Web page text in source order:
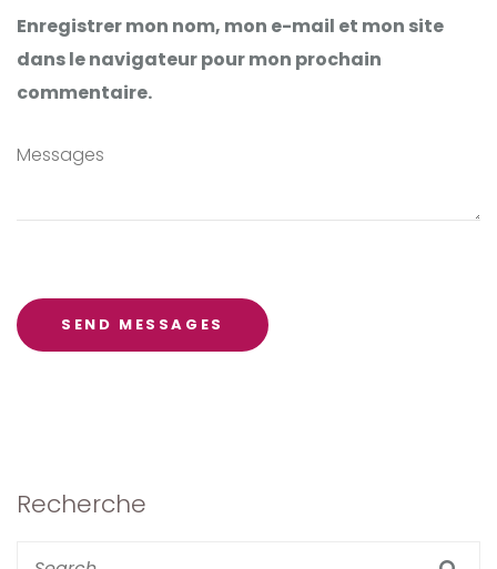
Enregistrer mon nom, mon e-mail et mon site
dans le navigateur pour mon prochain
commentaire.
Recherche